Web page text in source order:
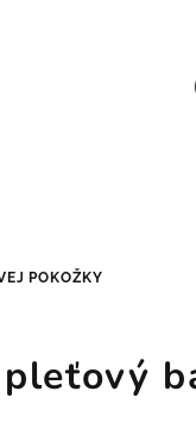
POKOŽKY